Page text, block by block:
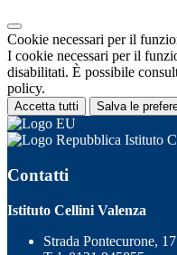
Cookie necessari per il
I cookie necessari per il
disabilitati. È possibile
policy.
Accetta tutti Salva le
Istituto
Contatti
Istituto Cellini Valenza
Strada Pontecurone,